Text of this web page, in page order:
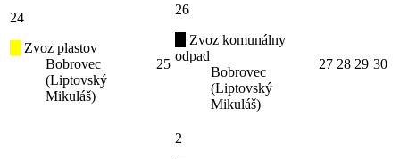
24
Zvoz plastov
Bobrovec
(Liptovský
Mikuláš)
25
26
Zvoz komunálny
odpad
Bobrovec
(Liptovský
Mikuláš)
27 28 29 30
2